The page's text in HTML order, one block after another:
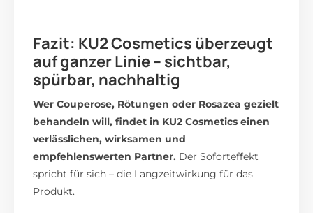
Fazit: KU2 Cosmetics überzeugt
auf ganzer Linie – sichtbar,
spürbar, nachhaltig
Wer Couperose, Rötungen oder Rosazea gezielt
behandeln will, findet in KU2 Cosmetics einen
verlässlichen, wirksamen und
empfehlenswerten Partner. Der Soforteffekt
spricht für sich – die Langzeitwirkung für das
Produkt.